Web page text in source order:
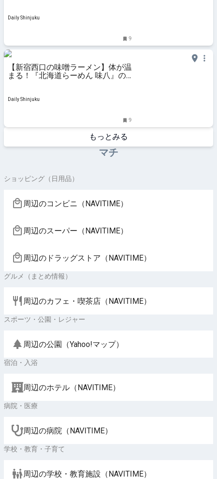
Daily Shinjuku
9
【新宿西口の味噌ラーメン】体が温
まる！『北海道らーめん 味八』の
を堪能！
Daily Shinjuku
9
もっとみる
マチ
ショッピング（日用品）
周辺のコンビニ（NAVITIME）
周辺のスーパー（NAVITIME）
周辺のドラッグストア（NAVITIME）
グルメ（まとめ情報）
周辺のカフェ・喫茶店（NAVITIME）
スポーツ・公園・レジャー
周辺の公園（Yahoo!マップ）
宿泊・入浴
周辺のホテル（NAVITIME）
病院・医療
周辺の病院（NAVITIME）
学校・教育・子育て
周辺の学校・教育施設（NAVITIME）